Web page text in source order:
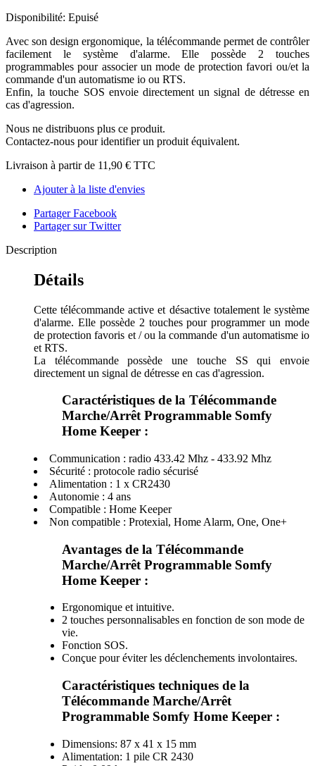
Disponibilité: Epuisé
Avec son design ergonomique, la télécommande permet de contrôler
facilement le système d'alarme. Elle possède 2 touches
programmables pour associer un mode de protection favori ou/et la
commande d'un automatisme io ou RTS.
Enfin, la touche SOS envoie directement un signal de détresse en
cas d'agression.
Nous ne distribuons plus ce produit.
Contactez-nous pour identifier un produit équivalent.
Livraison à partir de 11,90 € TTC
Ajouter à la liste d'envies
Partager Facebook
Partager sur Twitter
Description
Détails
Cette télécommande active et désactive totalement le système
d'alarme. Elle possède 2 touches pour programmer un mode
de protection favoris et / ou la commande d'un automatisme io
et RTS.
La télécommande possède une touche SS qui envoie
directement un signal de détresse en cas d'agression.
Caractéristiques de la Télécommande
Marche/Arrêt Programmable Somfy
Home Keeper :
Communication : radio 433.42 Mhz - 433.92 Mhz
Sécurité : protocole radio sécurisé
Alimentation : 1 x CR2430
Autonomie : 4 ans
Compatible : Home Keeper
Non compatible : Protexial, Home Alarm, One, One+
Avantages de la Télécommande
Marche/Arrêt Programmable Somfy
Home Keeper :
Ergonomique et intuitive.
2 touches personnalisables en fonction de son mode de
vie.
Fonction SOS.
Conçue pour éviter les déclenchements involontaires.
Caractéristiques techniques de la
Télécommande Marche/Arrêt
Programmable Somfy Home Keeper :
Dimensions: 87 x 41 x 15 mm
Alimentation: 1 pile CR 2430